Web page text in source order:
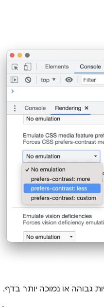
גבוהה או נמוכה יותר בדף.